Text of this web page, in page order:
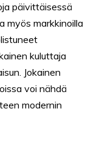
päivittäisessä
myös markkinoilla
kuluttaja
Jokainen
voi nähdä
modernin